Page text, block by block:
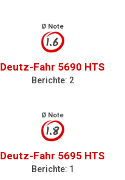
Ø Note
1.6
Deutz-Fahr 5690 HTS
Berichte: 2
Ø Note
1.8
Deutz-Fahr 5695 HTS
Berichte: 1